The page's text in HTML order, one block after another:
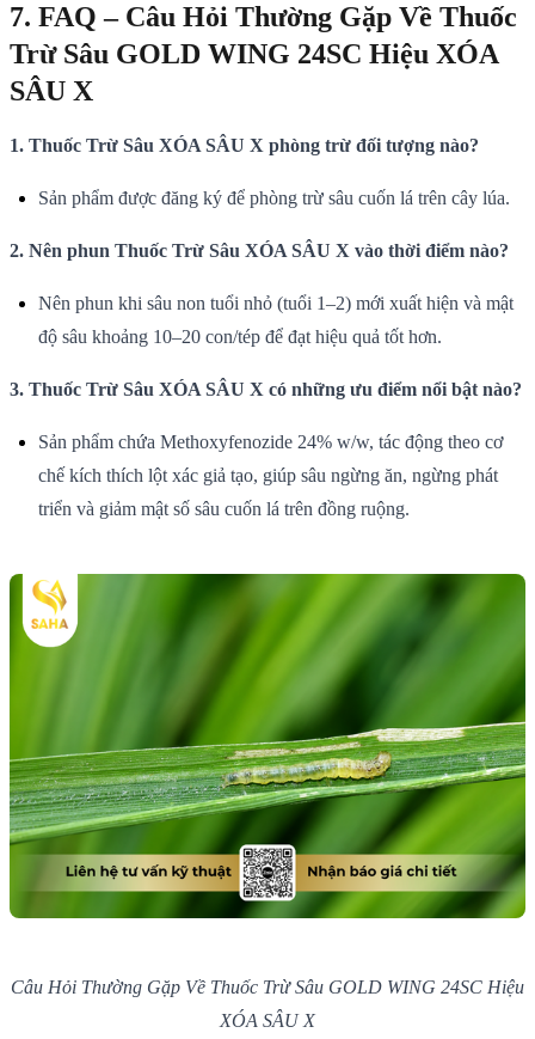
7. FAQ – Câu Hỏi Thường Gặp Về Thuốc
Trừ Sâu GOLD WING 24SC Hiệu XÓA
SÂU X
1. Thuốc Trừ Sâu XÓA SÂU X phòng trừ đối tượng nào?
Sản phẩm được đăng ký để phòng trừ sâu cuốn lá trên cây lúa.
2. Nên phun Thuốc Trừ Sâu XÓA SÂU X vào thời điểm nào?
Nên phun khi sâu non tuổi nhỏ (tuổi 1–2) mới xuất hiện và mật
độ sâu khoảng 10–20 con/tép để đạt hiệu quả tốt hơn.
3. Thuốc Trừ Sâu XÓA SÂU X có những ưu điểm nổi bật nào?
Sản phẩm chứa Methoxyfenozide 24% w/w, tác động theo cơ
chế kích thích lột xác giả tạo, giúp sâu ngừng ăn, ngừng phát
triển và giảm mật số sâu cuốn lá trên đồng ruộng.
Câu Hỏi Thường Gặp Về Thuốc Trừ Sâu GOLD WING 24SC Hiệu
XÓA SÂU X